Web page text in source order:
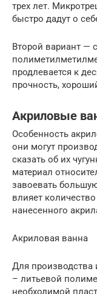
трех лет.
быстро дадут о
Второй вариант —
продлевается к
прочность,
Акриловые
Особенность
они могут
сказать об их
материал
завоевать
влияет
нанесенного
Акриловая ванна
Для производства
– литьевой
необходимой